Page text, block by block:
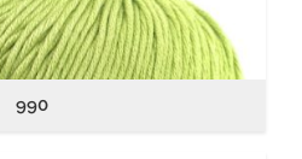
990